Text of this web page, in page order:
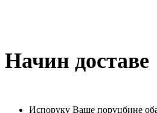
Начин доставе
Испоруку Ваше поруџбине